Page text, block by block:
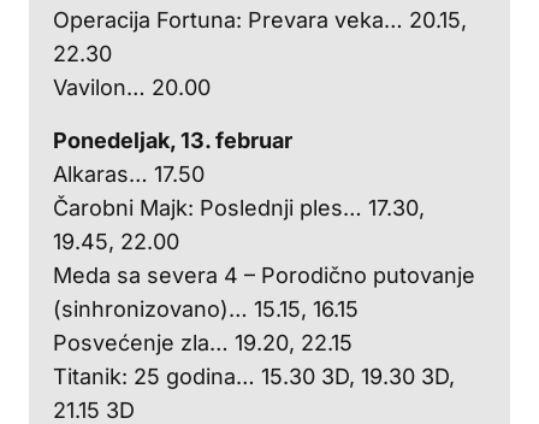
Operacija Fortuna: Prevara veka… 20.15,
22.30
Vavilon… 20.00
Ponedeljak, 13. februar
Alkaras… 17.50
Čarobni Majk: Poslednji ples… 17.30,
19.45, 22.00
Meda sa severa 4 – Porodično putovanje
(sinhronizovano)… 15.15, 16.15
Posvećenje zla… 19.20, 22.15
Titanik: 25 godina… 15.30 3D, 19.30 3D,
21.15 3D